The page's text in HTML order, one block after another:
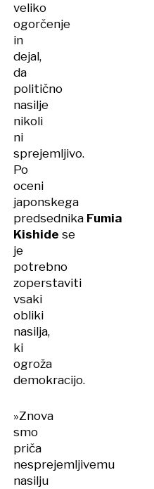
veliko
ogorčenje
in
dejal,
da
politično
nasilje
nikoli
ni
sprejemljivo.
Po
oceni
japonskega
predsednika Fumia
Kishide se
je
potrebno
zoperstaviti
vsaki
obliki
nasilja,
ki
ogroža
demokracijo.
»Znova
smo
priča
nesprejemljivemu
nasilju